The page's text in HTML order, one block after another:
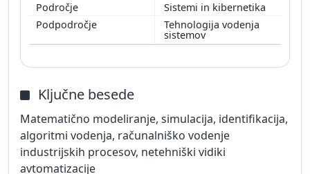
Sistemi in kibernetika
Tehnologija vodenja
sistemov
Ključne besede
Matematično modeliranje, simulacija, identifikacija,
algoritmi vodenja, računalniško vodenje
industrijskih procesov, netehniški vidiki
avtomatizacije